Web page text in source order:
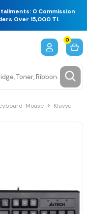
0 Commission
Over 15,000 TL
0
Mouse
Klavye